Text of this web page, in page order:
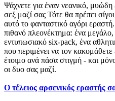
Ψάχνετε για έναν νεανικό,
σεξ μαζί σας Τότε θα πρέπει
αυτό το φανταστικό αγόρι
πιθανό πλεονέκτημα: ένα μεγάλο,
εντυπωσιακό six-pack, ένα
που περιμένει να τον
έτοιμο ανά πάσα στιγμή - και
οι δυο σας μαζί.
Ο τέλειος αρσενικός εραστής